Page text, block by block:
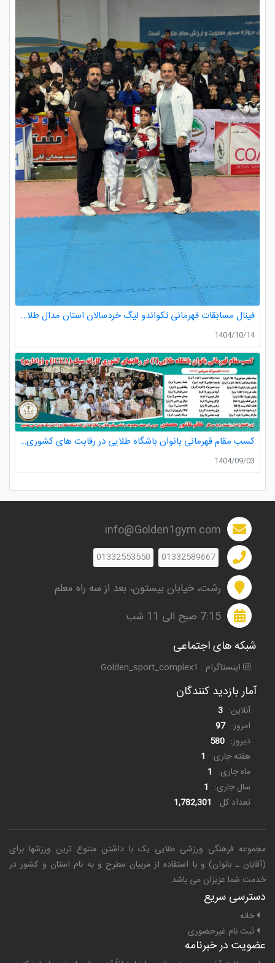
فینال مسابقات قهرمانی تکواندو لیگ خردسالان استان مدال طلا صدرا ظفری از باشگاه طلایی به مربیگری استاد عسکری مربی ارزنده باشگاه
1404/10/14
کسب مقام قهرمانی بانوان باشگاه طلایی در رقابت های کشوری کاراته
1404/09/03
info@Golden1gym.com
01332589667
01332553550
رشت، خیابان بیستون، بعد از سه راه معلم
7:15 صبح الی 11 شب
شبکه های اجتماعی
اینستاگرام : Golden_sport_complex1
آمار بازدید کنندگان
آنلاین: 3
امروز: 97
دیروز: 580
هفته جاری: 1
ماه جاری: 1
سال جاری: 1
تعداد کل: 1,782,301
مجموعه فرهنگی ورزشی طلایی یک با داشتن متنوع ترین ورزشها برای
(آقایان ـ بانوان) و با استفاده از مربیان مطرح و به نام استان و کشور در
خدمت شما عزیزان می باشد.
دسترسی سریع
خانه
ثبت نام غیرحضوری
عضویت در خبرنامه